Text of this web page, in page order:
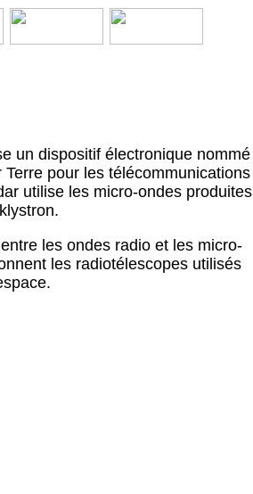
un dispositif électronique nommé
pour les télécommunications
utilise les micro-ondes produites
les ondes radio et les micro-
les radiotélescopes utilisés